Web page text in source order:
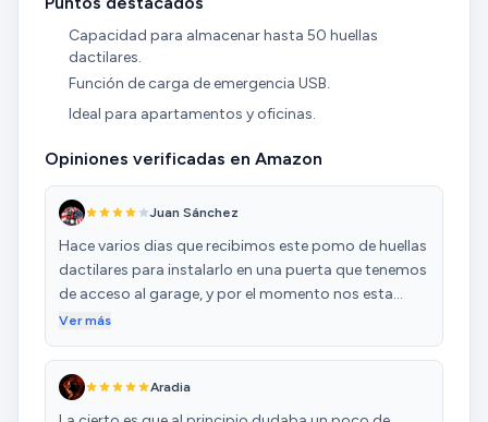
Capacidad para almacenar hasta 50 huellas
dactilares.
Función de carga de emergencia USB.
Ideal para apartamentos y oficinas.
Opiniones verificadas en Amazon
Juan Sánchez
Hace varios dias que recibimos este pomo de huellas
dactilares para instalarlo en una puerta que tenemos
de acceso al garage, y por el momento nos esta
gustando bastante, ya que desde que lo pusimos,
cerrar el pomo y registrando las huellas de toda la
familia, todos tenemos acceso a abrir la puerta sin
necesidad de buscar la llave como antes. Os dejo
Ver más
Aradia